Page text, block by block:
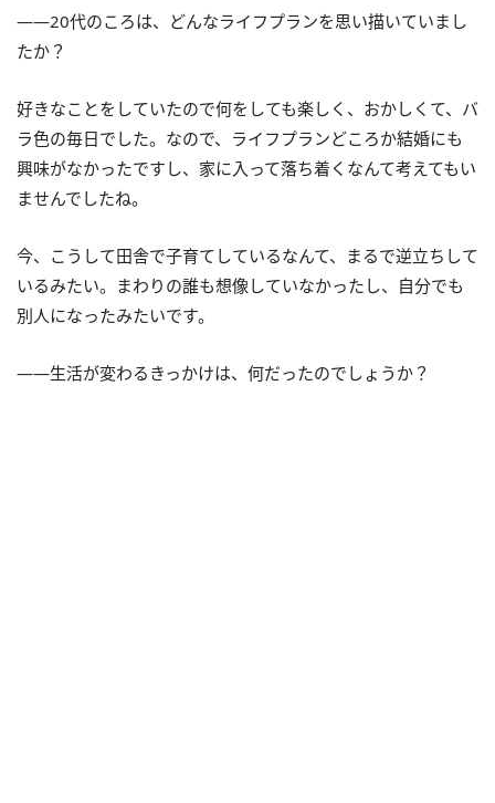
――20代のころは、どんなライフプランを思い描いていまし
たか？
好きなことをしていたので何をしても楽しく、おかしくて、バ
ラ色の毎日でした。なので、ライフプランどころか結婚にも
興味がなかったですし、家に入って落ち着くなんて考えてもい
ませんでしたね。
今、こうして田舎で子育てしているなんて、まるで逆立ちして
いるみたい。まわりの誰も想像していなかったし、自分でも
別人になったみたいです。
――生活が変わるきっかけは、何だったのでしょうか？